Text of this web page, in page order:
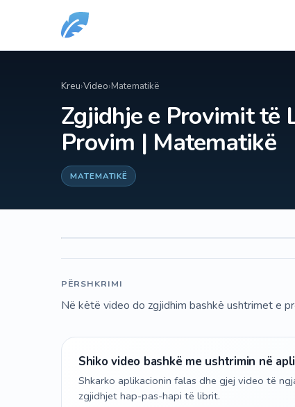
Kreu›Video›Matematikë
Zgjidhje e Provimit të
Provim | Matematikë
MATEMATIKË
PËRSHKRIMI
Në këtë video do zgjidhim bashkë ushtrimet e
Shiko video bashkë me ushtrimin në
Shkarko aplikacionin falas dhe gjej video të
zgjidhjet hap-pas-hapi të librit.